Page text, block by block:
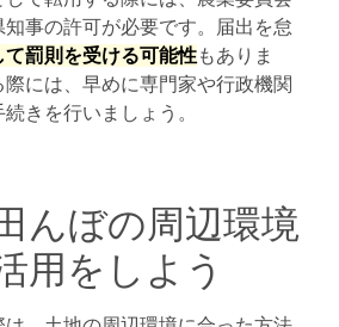
事の許可が必要です。届出を怠
罰則を受ける可能性もありま
には、早めに専門家や行政機関
きを行いましょう。
んぼの周辺環境
用をしよう